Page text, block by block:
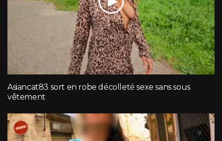
Asiancat83 sort en robe décolleté sexe sans sous
vêtement